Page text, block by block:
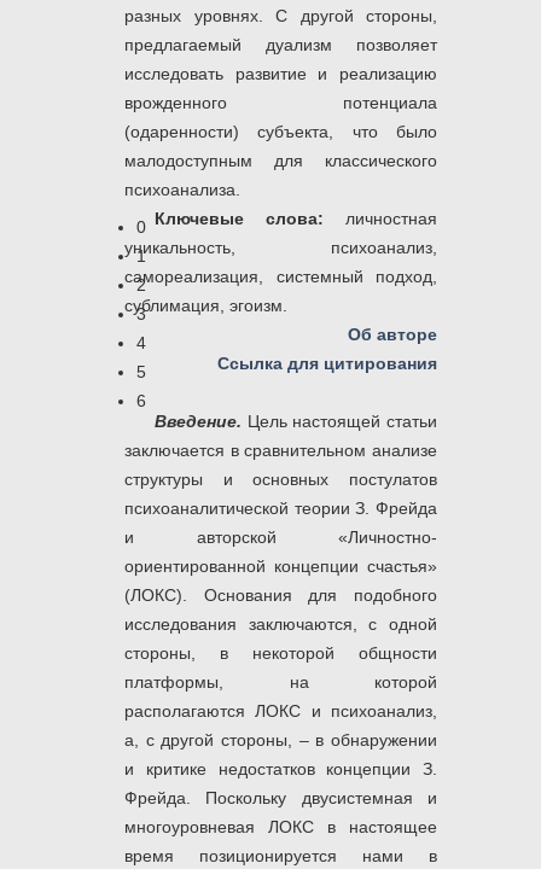
0
1
2
3
4
5
6
разных уровнях. С другой стороны,
предлагаемый дуализм позволяет
исследовать развитие и реализацию
врожденного потенциала
(одаренности) субъекта, что было
малодоступным для классического
психоанализа.
Ключевые слова: личностная
уникальность, психоанализ,
самореализация, системный подход,
сублимация, эгоизм.
Об авторе
Ссылка для цитирования
Введение. Цель настоящей статьи
заключается в сравнительном анализе
структуры и основных постулатов
психоаналитической теории З. Фрейда
и авторской «Личностно-
ориентированной концепции счастья»
(ЛОКС). Основания для подобного
исследования заключаются, с одной
стороны, в некоторой общности
платформы, на которой
располагаются ЛОКС и психоанализ,
а, с другой стороны, – в обнаружении
и критике недостатков концепции З.
Фрейда. Поскольку двусистемная и
многоуровневая ЛОКС в настоящее
время позиционируется нами в